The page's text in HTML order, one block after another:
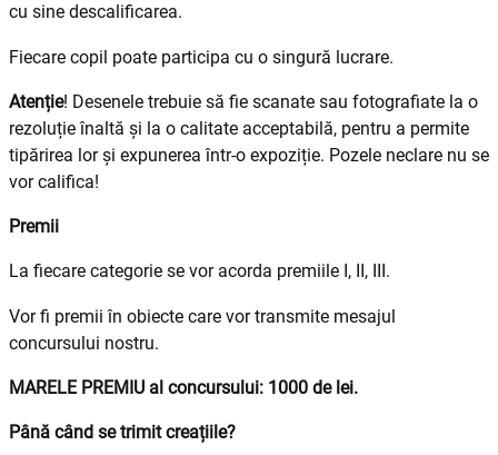
cu sine descalificarea.
Fiecare copil poate participa cu o singură lucrare.
Atenție! Desenele trebuie să fie scanate sau fotografiate la o
rezoluție înaltă și la o calitate acceptabilă, pentru a permite
tipărirea lor și expunerea într-o expoziție. Pozele neclare nu se
vor califica!
Premii
La fiecare categorie se vor acorda premiile I, II, III.
Vor fi premii în obiecte care vor transmite mesajul
concursului nostru.
MARELE PREMIU al concursului: 1000 de lei.
Până când se trimit creațiile?